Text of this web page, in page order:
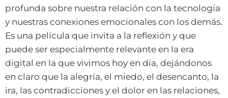
profunda sobre nuestra relación con la tecnología
y nuestras conexiones emocionales con los demás.
Es una película que invita a la reflexión y que
puede ser especialmente relevante en la era
digital en la que vivimos hoy en día, dejándonos
en claro que la alegría, el miedo, el desencanto, la
ira, las contradicciones y el dolor en las relaciones,